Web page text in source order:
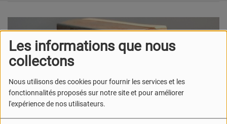
Les informations que nous
collectons
Nous utilisons des cookies pour fournir les services et les
fonctionnalités proposés sur notre site et pour améliorer
l'expérience de nos utilisateurs.